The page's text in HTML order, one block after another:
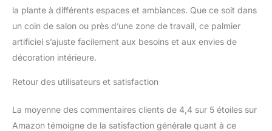
la plante à différents espaces et ambiances. Que ce soit dans
un coin de salon ou près d’une zone de travail, ce palmier
artificiel s’ajuste facilement aux besoins et aux envies de
décoration intérieure.
Retour des utilisateurs et satisfaction
La moyenne des commentaires clients de 4,4 sur 5 étoiles sur
Amazon témoigne de la satisfaction générale quant à ce